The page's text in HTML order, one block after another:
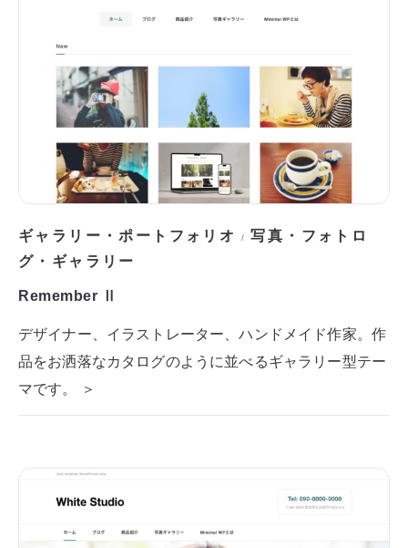
ギャラリー・ポートフォリオ /写真・フォトロ
グ・ギャラリー
Remember Ⅱ
デザイナー、イラストレーター、ハンドメイド作家。作
品をお洒落なカタログのように並べるギャラリー型テー
マです。 ＞